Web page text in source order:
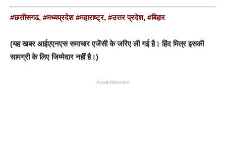
#छत्तीसगढ, #मध्यप्रदेश #महाराष्ट्र, #उत्तर प्रदेश, #बिहार
(यह खबर आईएएनएस समाचार एजेंसी के जरिए ली गई है। हिंद मित्र इसकी
सामग्री के लिए जिम्मेदार नहीं है।)
Advertisement